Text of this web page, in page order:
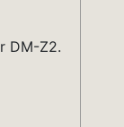
DM-Z2.